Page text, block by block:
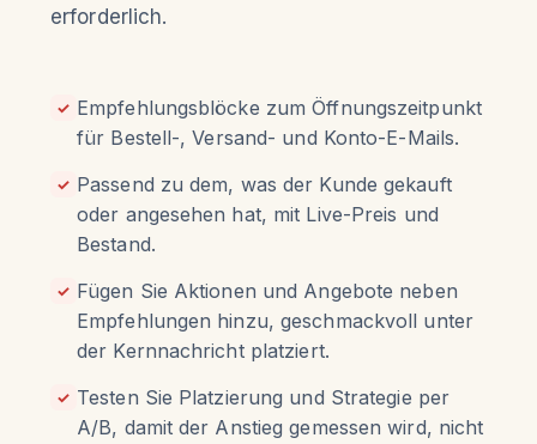
erforderlich.
✓ Empfehlungsblöcke zum Öffnungszeitpunkt
für Bestell-, Versand- und Konto-E-Mails.
✓ Passend zu dem, was der Kunde gekauft
oder angesehen hat, mit Live-Preis und
Bestand.
✓ Fügen Sie Aktionen und Angebote neben
Empfehlungen hinzu, geschmackvoll unter
der Kernnachricht platziert.
✓ Testen Sie Platzierung und Strategie per
A/B, damit der Anstieg gemessen wird, nicht